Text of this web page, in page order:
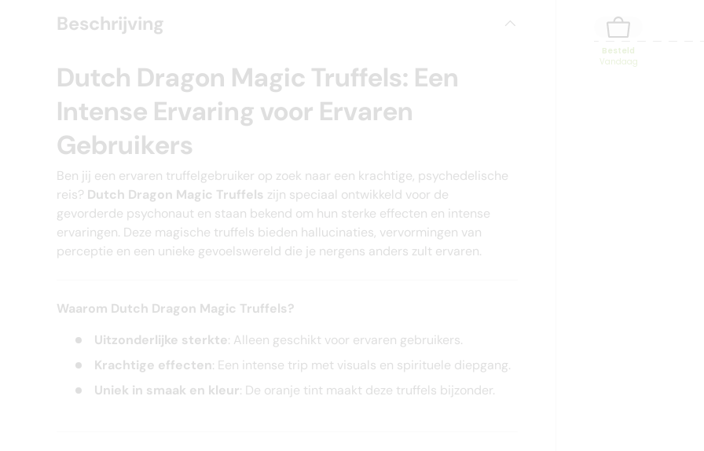
Besteld
Vandaag
Beschrijving
Dutch Dragon Magic Truffels: Een
Intense Ervaring voor Ervaren
Gebruikers
Ben jij een ervaren truffelgebruiker op zoek naar een krachtige, psychedelische
reis? Dutch Dragon Magic Truffels zijn speciaal ontwikkeld voor de
gevorderde psychonaut en staan bekend om hun sterke effecten en intense
ervaringen. Deze magische truffels bieden hallucinaties, vervormingen van
perceptie en een unieke gevoelswereld die je nergens anders zult ervaren.
Waarom Dutch Dragon Magic Truffels?
Uitzonderlijke sterkte: Alleen geschikt voor ervaren gebruikers.
Krachtige effecten: Een intense trip met visuals en spirituele diepgang.
Uniek in smaak en kleur: De oranje tint maakt deze truffels bijzonder.